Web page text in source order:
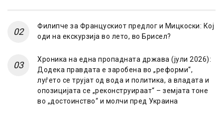
Филипче за Францускиот предлог и Мицкоски: Кој
оди на екскурзија во лето, во Брисел?
Хроника на една пропадната држава (јули 2026):
Додека правдата е заробена во „реформи“,
луѓето се трујат од вода и политика, а владата и
опозицијата се „реконструираат“ – земјата тоне
во „достоинство“ и молчи пред Украина